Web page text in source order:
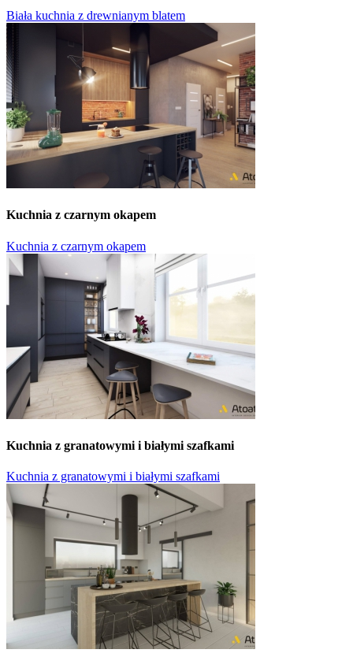
Biała kuchnia z drewnianym blatem
Kuchnia z czarnym okapem
Kuchnia z czarnym okapem
Kuchnia z granatowymi i białymi szafkami
Kuchnia z granatowymi i białymi szafkami